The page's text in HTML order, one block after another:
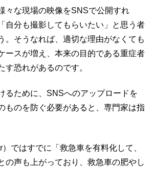
々な現場の映像をSNSで公開すれ
自分も撮影してもらいたい」と思う者
。そうなれば、適切な理由がなくても
ースが増え、本来の目的である重症者
す恐れがあるのです。
るために、SNSへのアップロードを
ものを防ぐ必要があると、専門家は指
ではすでに「救急車を有料化して、
の声も上がっており、救急車の肥やし